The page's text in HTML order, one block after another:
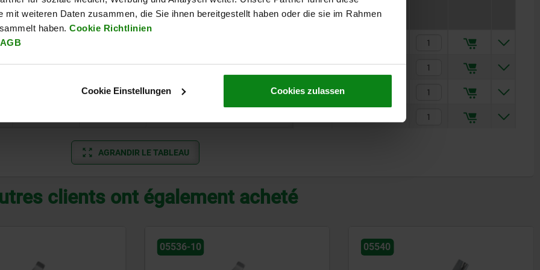
mit weiteren Daten zusammen, die Sie ihnen bereitgestellt haben oder die sie im Rahmen
haben. Cookie Richtlinien
AGB
Cookie Einstellungen Cookies zulassen
A 2,5 250 5,74 CHF
2,5
AGRANDIR LE TABLEAU
clients ont également acheté
05536-10 05540